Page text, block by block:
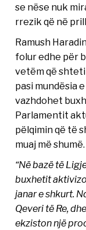
se nëse nuk
rrezik që në
Ramush
folur edhe për
vetëm që
pasi mundësia
vazhdohet
Parlamentit
pëlqimin që të
muaj më shumë.
“Në bazë të
buxhetit
janar e shkurt.
Qeveri të Re,
ekziston një